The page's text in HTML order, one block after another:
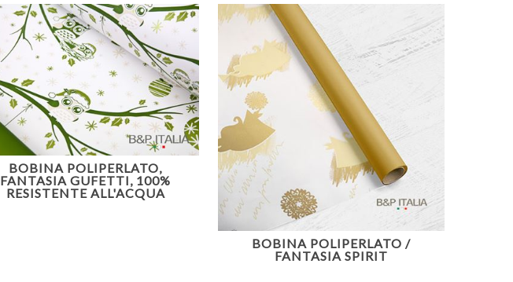
BOBINA POLIPERLATO,
FANTASIA GUFETTI, 100%
RESISTENTE ALL'ACQUA
BOBINA POLIPERLATO /
FANTASIA SPIRIT